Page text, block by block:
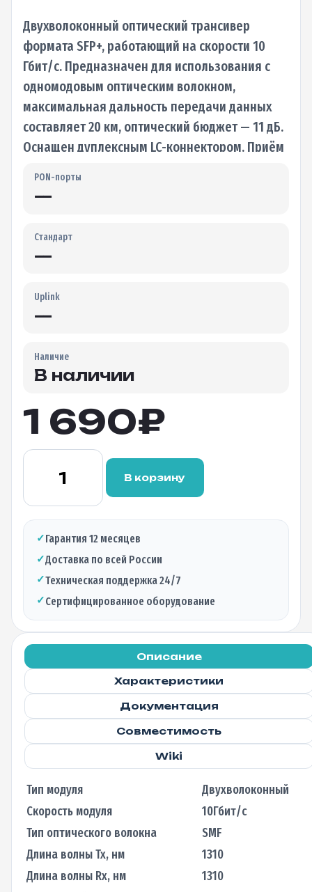
Двухволоконный оптический трансивер
формата SFP+, работающий на скорости 10
Гбит/с. Предназначен для использования с
одномодовым оптическим волокном,
максимальная дальность передачи данных
составляет 20 км, оптический бюджет — 11 дБ.
Оснащен дуплексным LC-коннектором. Приём
PON-порты
—
Стандарт
—
Uplink
—
Наличие
В наличии
1 690₽
Количество
Оптический
трансивер
BTL-
S10X320L,
10Гбит/c,
волокна,
1310нм
TX),
LC
В корзину
✓Гарантия 12 месяцев
✓Доставка по всей России
✓Техническая поддержка 24/7
✓Сертифицированное оборудование
Описание
Характеристики
Документация
Совместимость
Wiki
Тип модуля
Двухволоконный
Скорость модуля
10Гбит/с
Тип оптического волокна
SMF
Длина волны Tx, нм
1310
Длина волны Rx, нм
1310